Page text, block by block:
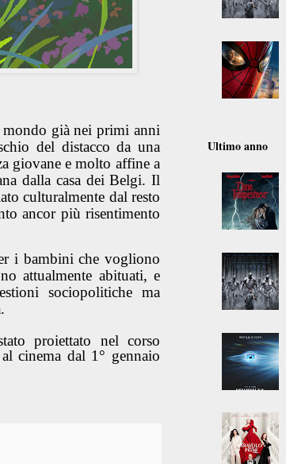
già nei primi anni
del distacco da una
giovane e molto affine a
dalla casa dei Belgi. Il
culturalmente dal resto
ancor più risentimento
i bambini che vogliono
attualmente abituati, e
sociopolitiche ma
proiettato nel corso
cinema dal 1° gennaio
Ultimo anno